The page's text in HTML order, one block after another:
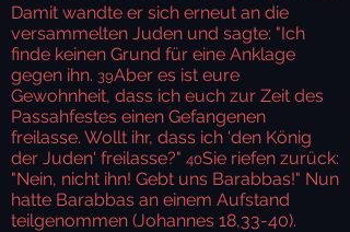
Damit wandte er sich erneut an die
versammelten Juden und sagte: "Ich
finde keinen Grund für eine Anklage
gegen ihn. 39Aber es ist eure
Gewohnheit, dass ich euch zur Zeit des
Passahfestes einen Gefangenen
freilasse. Wollt ihr, dass ich 'den König
der Juden' freilasse?" 40Sie riefen zurück:
"Nein, nicht ihn! Gebt uns Barabbas!" Nun
hatte Barabbas an einem Aufstand
teilgenommen (Johannes 18,33-40).